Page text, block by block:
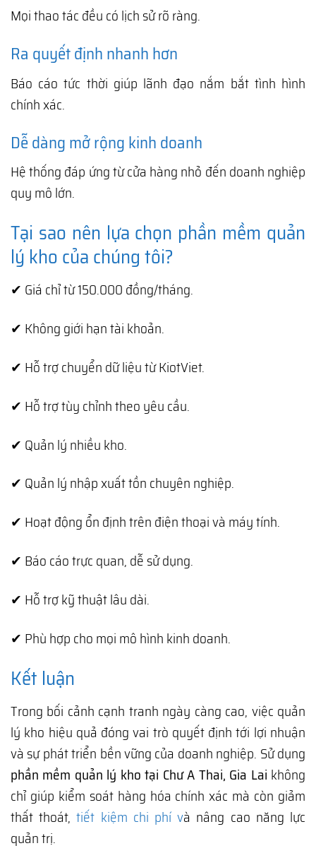
Mọi thao tác đều có lịch sử rõ ràng.
Ra quyết định nhanh hơn
Báo cáo tức thời giúp lãnh đạo nắm bắt tình hình
chính xác.
Dễ dàng mở rộng kinh doanh
Hệ thống đáp ứng từ cửa hàng nhỏ đến doanh nghiệp
quy mô lớn.
Tại sao nên lựa chọn phần mềm quản
lý kho của chúng tôi?
✔ Giá chỉ từ 150.000 đồng/tháng.
✔ Không giới hạn tài khoản.
✔ Hỗ trợ chuyển dữ liệu từ KiotViet.
✔ Hỗ trợ tùy chỉnh theo yêu cầu.
✔ Quản lý nhiều kho.
✔ Quản lý nhập xuất tồn chuyên nghiệp.
✔ Hoạt động ổn định trên điện thoại và máy tính.
✔ Báo cáo trực quan, dễ sử dụng.
✔ Hỗ trợ kỹ thuật lâu dài.
✔ Phù hợp cho mọi mô hình kinh doanh.
Kết luận
Trong bối cảnh cạnh tranh ngày càng cao, việc quản
lý kho hiệu quả đóng vai trò quyết định tới lợi nhuận
và sự phát triển bền vững của doanh nghiệp. Sử dụng
phần mềm quản lý kho tại Chư A Thai, Gia Lai không
chỉ giúp kiểm soát hàng hóa chính xác mà còn giảm
thất thoát, tiết kiệm chi phí và nâng cao năng lực
quản trị.